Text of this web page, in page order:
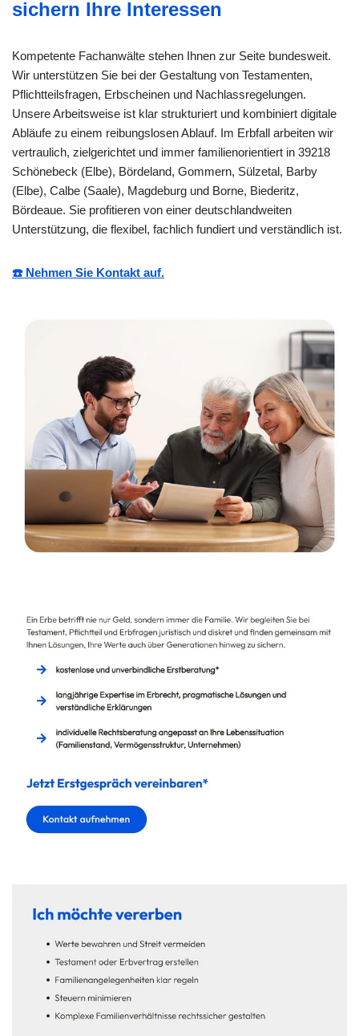
sichern Ihre Interessen
Kompetente Fachanwälte stehen Ihnen zur Seite bundesweit.
Wir unterstützen Sie bei der Gestaltung von Testamenten,
Pflichtteilsfragen, Erbscheinen und Nachlassregelungen.
Unsere Arbeitsweise ist klar strukturiert und kombiniert digitale
Abläufe zu einem reibungslosen Ablauf. Im Erbfall arbeiten wir
vertraulich, zielgerichtet und immer familienorientiert in 39218
Schönebeck (Elbe), Bördeland, Gommern, Sülzetal, Barby
(Elbe), Calbe (Saale), Magdeburg und Borne, Biederitz,
Bördeaue. Sie profitieren von einer deutschlandweiten
Unterstützung, die flexibel, fachlich fundiert und verständlich ist.
☎️ Nehmen Sie Kontakt auf.